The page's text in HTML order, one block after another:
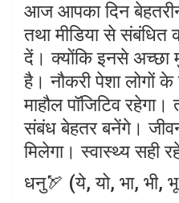
आज आपका दिन
तथा मीडिया से संबंधित
दें। क्योंकि इनसे अच्छा
है। नौकरी पेशा लोगों
माहौल पॉजिटिव
संबंध बेहतर बनेंगे।
मिलेगा। स्वास्थ्य सही
धनु🏹 (ये, यो, भा, भी,